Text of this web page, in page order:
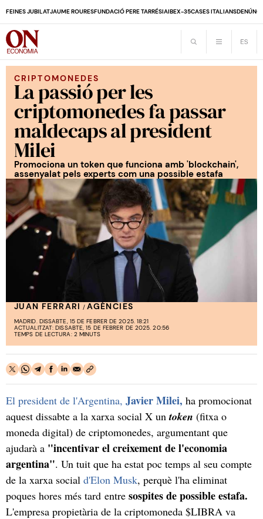
FEINES JUBILATJAUME ROURESFUNDACIÓ PERE TARRÉSIAIBEX-35CASES ITALIANS
CRIPTOMONEDES
La passió per les
criptomonedes fa passar
maldecaps al president
Milei
Promociona un token que funciona amb 'blockchain',
assenyalat pels experts com una possible estafa
JUAN FERRARI /AGÈNCIES
MADRID. DISSABTE, 15 DE FEBRER DE 2025. 18:21
ACTUALITZAT: DISSABTE, 15 DE FEBRER DE 2025. 20:56
TEMPS DE LECTURA: 2 MINUTS
El president de l'Argentina, Javier Milei, ha promocionat
aquest dissabte a la xarxa social X untoken (fitxa o
moneda digital) de criptomonedes, argumentant que
ajudarà a "incentivar el creixement de l'economia
argentina". Un tuit que ha estat poc temps al seu compte
de la xarxa social d'Elon Musk, perquè l'ha eliminat
poques hores més tard entre sospites de possible estafa.
L'empresa propietària de la criptomoneda $LIBRA va